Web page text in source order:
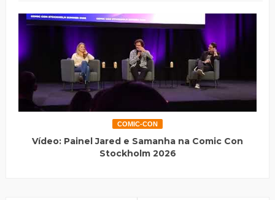
COMIC-CON
Vídeo: Painel Jared e Samanha na Comic Con
Stockholm 2026